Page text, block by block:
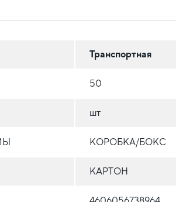
Транспортная
50
шт
КОРОБКА/БОКС
КАРТОН